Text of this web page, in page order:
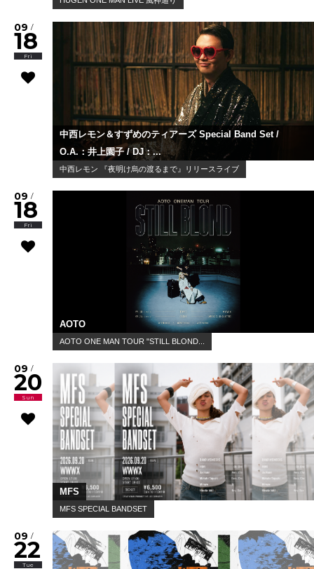
09 /
18
Fri
中西レモン＆すずめのティアーズ Special Band Set /
O.A.：井上園子 / DJ：...
中西レモン 『夜明け烏の渡るまで』リリースライブ
09 /
18
Fri
AOTO
AOTO ONE MAN TOUR "STILL BLOND...
09 /
20
Sun
MFS
MFS SPECIAL BANDSET
09 /
22
Tue